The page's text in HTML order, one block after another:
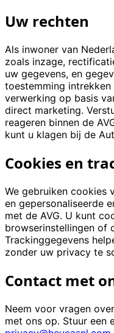
Uw rechten
Als inwoner van
zoals inzage,
uw gegevens, en
toestemming
verwerking op basis
direct marketing.
reageren binnen de
kunt u klagen bij de
Cookies en
We gebruiken cookies
en gepersonaliseerde
met de AVG. U kunt
browserinstellingen of
Trackinggegevens
zonder uw privacy te
Contact met
Neem voor vragen
met ons op. Stuur een